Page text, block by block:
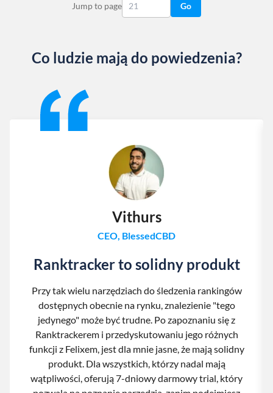
Jump to page Go
Co ludzie mają do powiedzenia?
Vithurs
CEO, BlessedCBD
Ranktracker to solidny produkt
Przy tak wielu narzędziach do śledzenia rankingów
dostępnych obecnie na rynku, znalezienie "tego
jedynego" może być trudne. Po zapoznaniu się z
Ranktrackerem i przedyskutowaniu jego różnych
funkcji z Felixem, jest dla mnie jasne, że mają solidny
produkt. Dla wszystkich, którzy nadal mają
wątpliwości, oferują 7-dniowy darmowy trial, który